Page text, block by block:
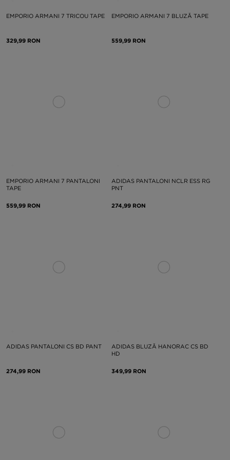
EMPORIO ARMANI 7 TRICOU TAPE
329,99 RON
EMPORIO ARMANI 7 BLUZĂ TAPE
559,99 RON
EMPORIO ARMANI 7 PANTALONI
TAPE
559,99 RON
ADIDAS PANTALONI NCLR ESS RG
PNT
274,99 RON
ADIDAS PANTALONI CS BD PANT
274,99 RON
ADIDAS BLUZĂ HANORAC CS BD
HD
349,99 RON